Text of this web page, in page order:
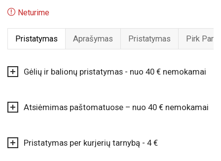
Neturime
Pristatymas Aprašymas Pristatymas Pirk
Gėlių ir balionų pristatymas - nuo 40 € nemokamai
Atsiėmimas paštomatuose – nuo 40 € nemokamai
Pristatymas per kurjerių tarnybą - 4 €